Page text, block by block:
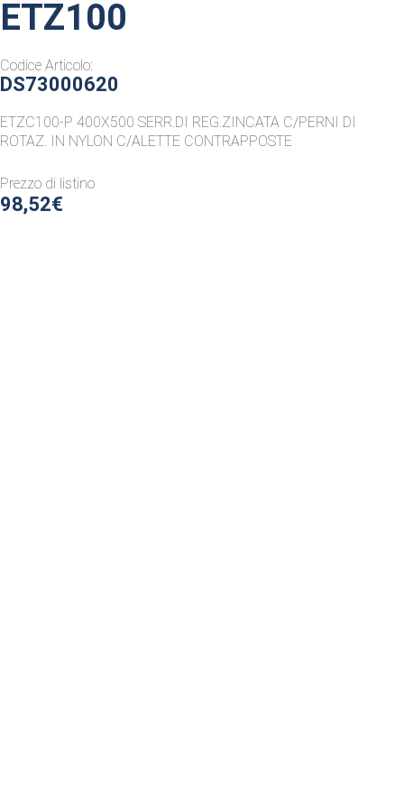
ETZ100
Codice Articolo:
DS73000620
ETZC100-P 400X500 SERR.DI REG.ZINCATA C/PERNI DI
ROTAZ. IN NYLON C/ALETTE CONTRAPPOSTE
Prezzo di listino
98,52€